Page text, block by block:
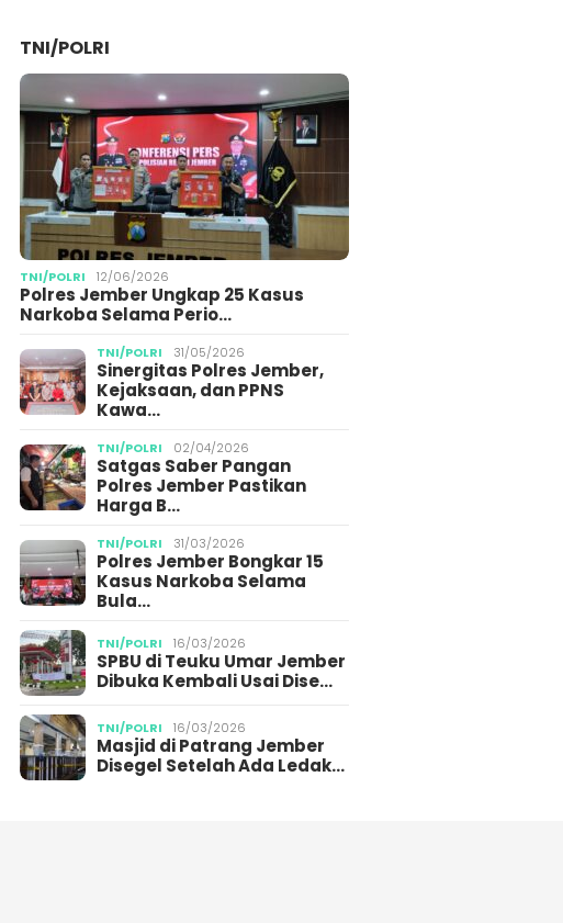
TNI/POLRI
TNI/POLRI 12/06/2026
Polres Jember Ungkap 25 Kasus
Narkoba Selama Perio…
TNI/POLRI 31/05/2026
Sinergitas Polres Jember,
Kejaksaan, dan PPNS
Kawa…
TNI/POLRI 02/04/2026
Satgas Saber Pangan
Polres Jember Pastikan
Harga B…
TNI/POLRI 31/03/2026
Polres Jember Bongkar 15
Kasus Narkoba Selama
Bula…
TNI/POLRI 16/03/2026
SPBU di Teuku Umar Jember
Dibuka Kembali Usai Dise…
TNI/POLRI 16/03/2026
Masjid di Patrang Jember
Disegel Setelah Ada Ledak…